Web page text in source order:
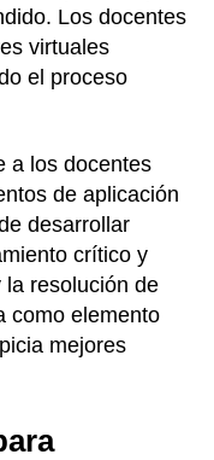
Los docentes
virtuales
el proceso
a los docentes
de aplicación
desarrollar
crítico y
resolución de
como elemento
mejores